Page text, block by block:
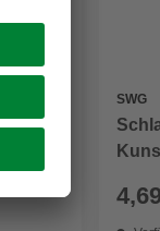
SWG